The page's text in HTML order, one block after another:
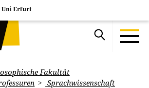
Uni Erfurt
Fakultät
Sprachwissenschaft